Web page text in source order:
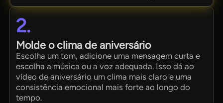
2.
Molde o clima de aniversário
Escolha um tom, adicione uma mensagem curta e
escolha a música ou a voz adequada. Isso dá ao
vídeo de aniversário um clima mais claro e uma
consistência emocional mais forte ao longo do
tempo.